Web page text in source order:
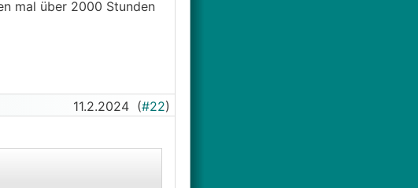
mal über 2000 Stunden
11.2.2024 (#22)